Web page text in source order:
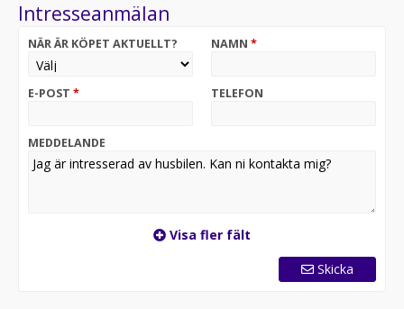
Intresseanmälan
NÄR ÄR KÖPET AKTUELLT? NAMN *
E-POST * TELEFON
MEDDELANDE
Visa fler fält
Skicka